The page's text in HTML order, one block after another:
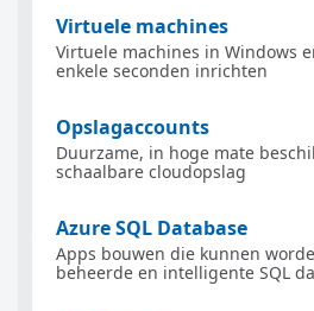
Virtuele machines
Virtuele machines in Windows
enkele seconden inrichten
Opslagaccounts
Duurzame, in hoge mate
schaalbare cloudopslag
Azure SQL Database
Apps bouwen die kunnen
beheerde en intelligente SQL